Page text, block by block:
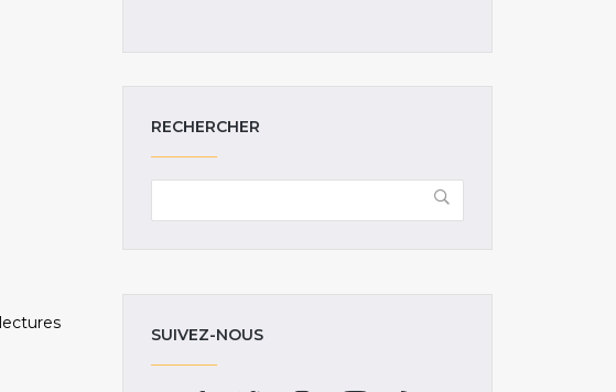
RECHERCHER
SUIVEZ-NOUS